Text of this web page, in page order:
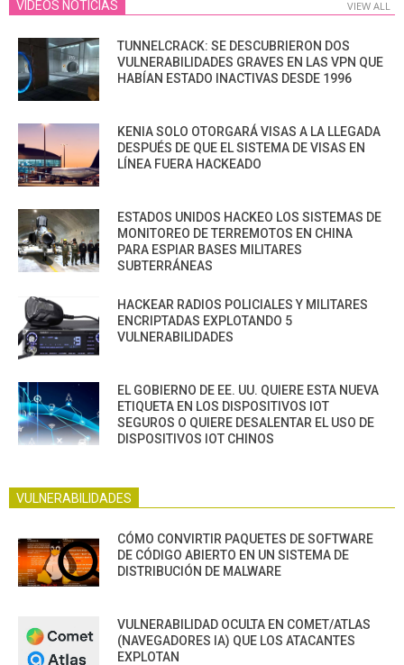
VIDEOS NOTICIAS VIEW ALL
TUNNELCRACK: SE DESCUBRIERON DOS
VULNERABILIDADES GRAVES EN LAS VPN QUE
HABÍAN ESTADO INACTIVAS DESDE 1996
KENIA SOLO OTORGARÁ VISAS A LA LLEGADA
DESPUÉS DE QUE EL SISTEMA DE VISAS EN
LÍNEA FUERA HACKEADO
ESTADOS UNIDOS HACKEO LOS SISTEMAS DE
MONITOREO DE TERREMOTOS EN CHINA
PARA ESPIAR BASES MILITARES
SUBTERRÁNEAS
HACKEAR RADIOS POLICIALES Y MILITARES
ENCRIPTADAS EXPLOTANDO 5
VULNERABILIDADES
EL GOBIERNO DE EE. UU. QUIERE ESTA NUEVA
ETIQUETA EN LOS DISPOSITIVOS IOT
SEGUROS O QUIERE DESALENTAR EL USO DE
DISPOSITIVOS IOT CHINOS
VULNERABILIDADES
CÓMO CONVIRTIR PAQUETES DE SOFTWARE
DE CÓDIGO ABIERTO EN UN SISTEMA DE
DISTRIBUCIÓN DE MALWARE
VULNERABILIDAD OCULTA EN COMET/ATLAS
(NAVEGADORES IA) QUE LOS ATACANTES
EXPLOTAN